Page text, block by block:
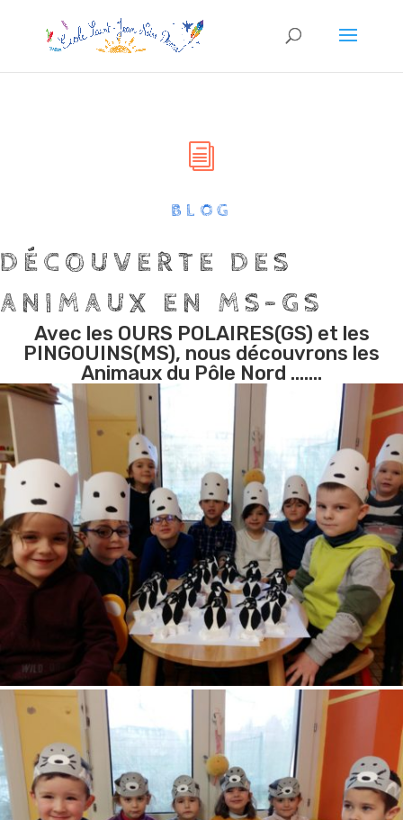
i
BLOG
DÉCOUVERTE DES
ANIMAUX EN MS-GS
Avec les OURS POLAIRES(GS) et les
PINGOUINS(MS), nous découvrons les
Animaux du Pôle Nord …….